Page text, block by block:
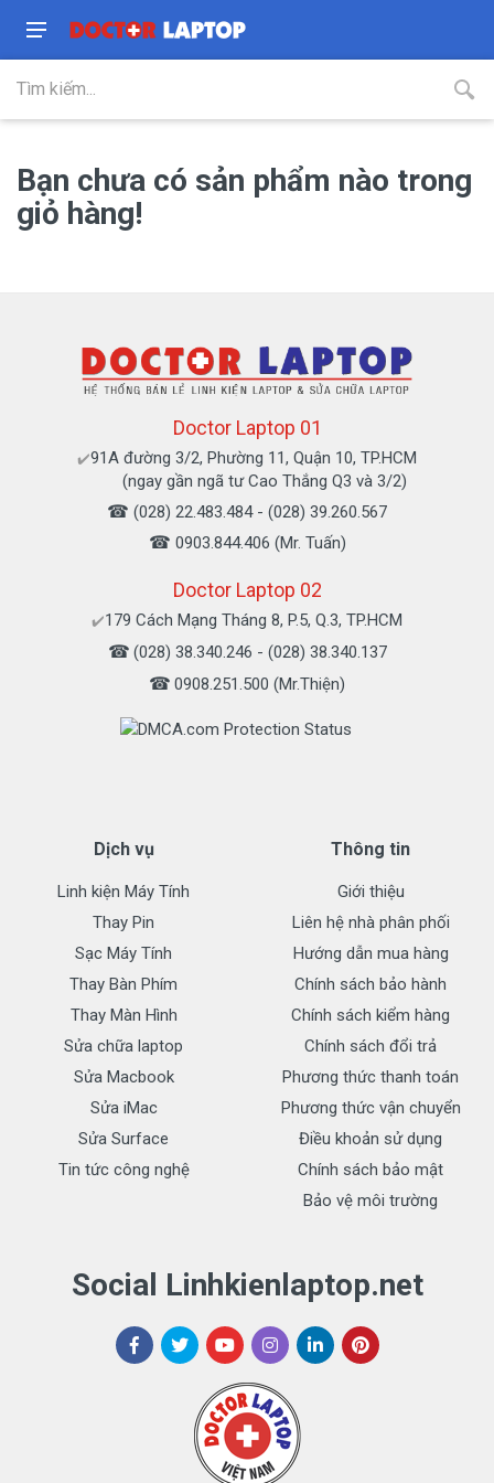
Bạn chưa có sản phẩm nào trong
giỏ hàng!
Doctor Laptop 01
✔️91A đường 3/2, Phường 11, Quận 10, TP.HCM
(ngay gần ngã tư Cao Thắng Q3 và 3/2)
☎ (028) 22.483.484 - (028) 39.260.567
☎ 0903.844.406 (Mr. Tuấn)
Doctor Laptop 02
✔️179 Cách Mạng Tháng 8, P.5, Q.3, TP.HCM
☎ (028) 38.340.246 - (028) 38.340.137
☎ 0908.251.500 (Mr.Thiện)
Dịch vụ
Linh kiện Máy Tính
Thay Pin
Sạc Máy Tính
Thay Bàn Phím
Thay Màn Hình
Sửa chữa laptop
Sửa Macbook
Sửa iMac
Sửa Surface
Tin tức công nghệ
Thông tin
Giới thiệu
Liên hệ nhà phân phối
Hướng dẫn mua hàng
Chính sách bảo hành
Chính sách kiểm hàng
Chính sách đổi trả
Phương thức thanh toán
Phương thức vận chuyển
Điều khoản sử dụng
Chính sách bảo mật
Bảo vệ môi trường
Social Linhkienlaptop.net